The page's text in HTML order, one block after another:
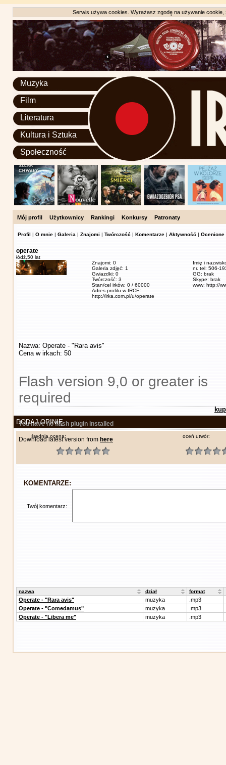
Serwis używa cookies. Wyrażasz zgodę na używanie
Muzyka
Film
Literatura
Kultura i Sztuka
Społeczność
Mój profil Użytkownicy Rankingi Konkursy Patronaty
Profil | O mnie | Galeria | Znajomi | Twórczość | Komentarze | Aktywność | Ocenione
operate
łódź, 50 lat
Znajomi: 0
Galeria zdjęć: 1
Gwiazdki: 0
Twórczość: 3
Stan/cel irków: 0 / 60000
Adres profilu w IRCE:
http://irka.com.pl/u/operate
Imię i
nr. tel: 506-
GG: brak
Skype: brak
www: http://
Nazwa: Operate - "Rara avis"
Cena w irkach: 50
Flash version 9,0 or greater is
required
You have no flash plugin installed
Download latest version from here
DODAJ OPINIĘ
średnia ocena: oceń utwór:
KOMENTARZE:
Twój komentarz:
nazwa dział format
Operate - "Rara avis" muzyka
.mp3
Operate - "Comedamus"
muzyka
.mp3
Operate - "Libera me"
muzyka .mp3